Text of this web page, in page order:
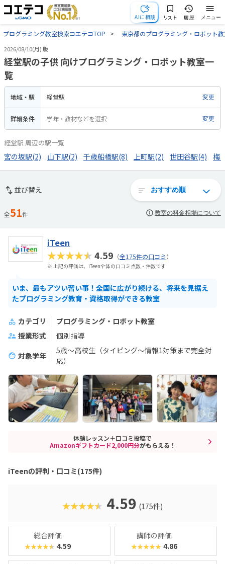
AIに相談 リスト 履歴 メニュー
プログラミング教室検索コエテコTOP 東京都のプログラミング・ロボット
2026/08/10(月) 版
経堂駅の子供 向けプログラミング・ロボット教室一
覧
地域・駅 経堂駅 変更
詳細条件 学年・教材などを選択 変更
経堂駅 周辺の駅一覧
宮の坂駅(2) 山下駅(2) 千歳船橋駅(8) 上町駅(2) 世田谷駅(4) 梅
並び替え
全51件 教室の料金相場について
iTeen
★★★★★4.59 （全175件の口コミ）
※ 上記の評価は、iTeen全体の口コミ点数・件数です
いま、最もアツい習い事！全国に広がり続ける、将来を見据え
たプログラミング教育・資格取得ができる教室
カテゴリ
プログラミング・ロボット教室
授業形式
個別指導
対象学年
5歳～高校生（タイピング～情報1対策まで完全対
応）
体験レッスン＋口コミ投稿で
Amazonギフトカード2,000円分がもらえる！
iTeenの評判・口コミ(175件)
★★★★★ 4.59 (175件)
総合評価
★★★★★ 4.59
講師の評価
★★★★★ 4.86